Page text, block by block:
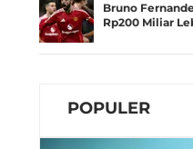
Bruno
Rp200 Miliar
POPULER